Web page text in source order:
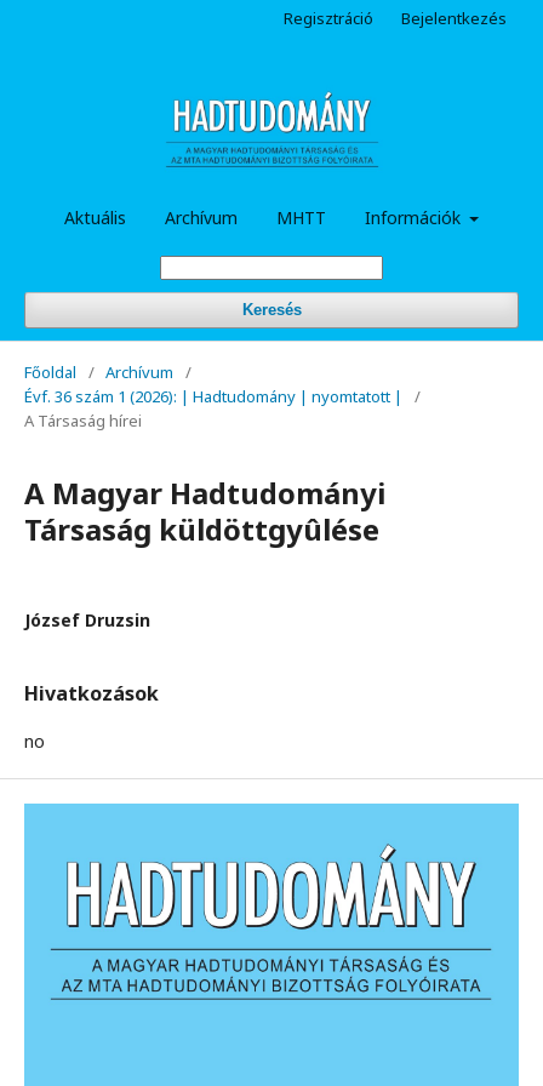
Aktuális Archívum MHTT Információk
Keresés
Regisztráció Bejelentkezés
Főoldal / Archívum
/
Évf. 36 szám 1 (2026): | Hadtudomány | nyomtatott |
/
A Társaság hírei
A Magyar Hadtudományi
Társaság küldöttgyûlése
József Druzsin
Hivatkozások
no